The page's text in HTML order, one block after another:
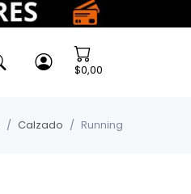
$0,00
Calzado Running